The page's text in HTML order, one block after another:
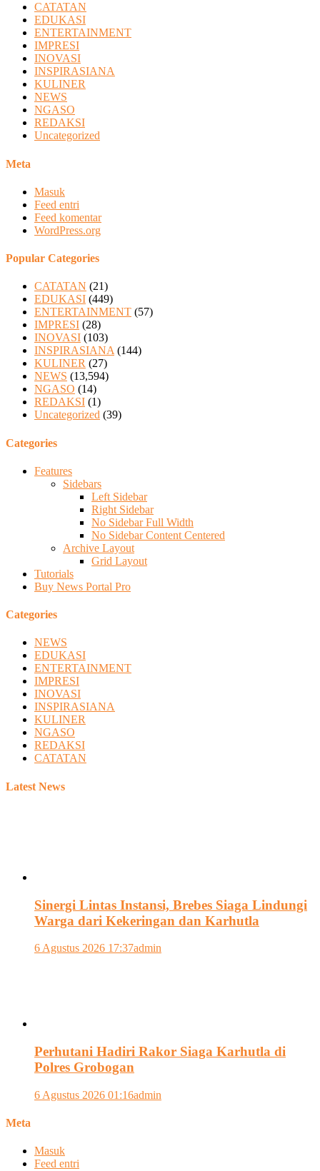
CATATAN
EDUKASI
ENTERTAINMENT
IMPRESI
INOVASI
INSPIRASIANA
KULINER
NEWS
NGASO
REDAKSI
Uncategorized
Meta
Masuk
Feed entri
Feed komentar
WordPress.org
Popular Categories
CATATAN (21)
EDUKASI (449)
ENTERTAINMENT (57)
IMPRESI (28)
INOVASI (103)
INSPIRASIANA (144)
KULINER (27)
NEWS (13,594)
NGASO (14)
REDAKSI (1)
Uncategorized (39)
Categories
Features
Sidebars
Left Sidebar
Right Sidebar
No Sidebar Full Width
No Sidebar Content Centered
Archive Layout
Grid Layout
Tutorials
Buy News Portal Pro
Categories
NEWS
EDUKASI
ENTERTAINMENT
IMPRESI
INOVASI
INSPIRASIANA
KULINER
NGASO
REDAKSI
CATATAN
Latest News
Sinergi Lintas Instansi, Brebes Siaga Lindungi
Warga dari Kekeringan dan Karhutla
6 Agustus 2026 17:37admin
Perhutani Hadiri Rakor Siaga Karhutla di
Polres Grobogan
6 Agustus 2026 01:16admin
Meta
Masuk
Feed entri